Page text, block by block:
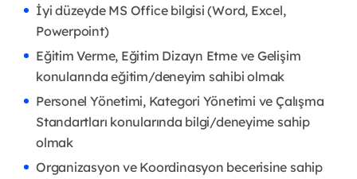
İyi düzeyde MS Office bilgisi (Word, Excel,
Powerpoint)
Eğitim Verme, Eğitim Dizayn Etme ve Gelişim
konularında eğitim/deneyim sahibi olmak
Personel Yönetimi, Kategori Yönetimi ve Çalışma
Standartları konularında bilgi/deneyime sahip
olmak
Organizasyon ve Koordinasyon becerisine sahip